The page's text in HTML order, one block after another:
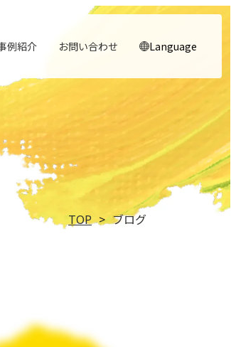
→
支援 →
設計する
実行エンジン
→ スルスル解析
Webサイト分析をAIで自動に
→ 行動指針
実践する行動基準
→
例紹介 お問い合わせ Language
TOP ブログ